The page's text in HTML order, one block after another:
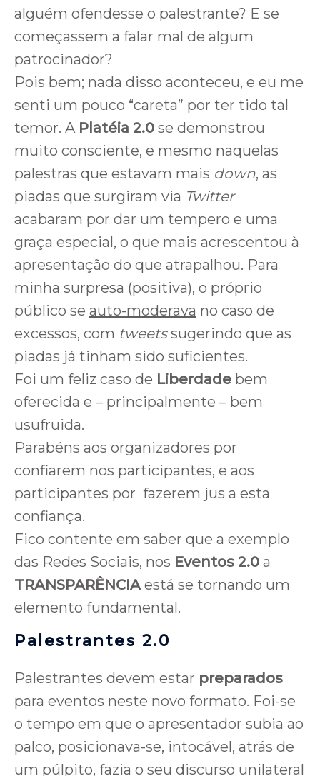
alguém ofendesse o palestrante? E se
começassem a falar mal de algum
patrocinador?
Pois bem; nada disso aconteceu, e eu me
senti um pouco “careta” por ter tido tal
temor. A Platéia 2.0 se demonstrou
muito consciente, e mesmo naquelas
palestras que estavam mais down, as
piadas que surgiram via Twitter
acabaram por dar um tempero e uma
graça especial, o que mais acrescentou à
apresentação do que atrapalhou. Para
minha surpresa (positiva), o próprio
público se auto-moderava no caso de
excessos, com tweetssugerindo que as
piadas já tinham sido suficientes.
Foi um feliz caso de Liberdade bem
oferecida e – principalmente – bem
usufruida.
Parabéns aos organizadores por
confiarem nos participantes, e aos
participantes por fazerem jus a esta
confiança.
Fico contente em saber que a exemplo
das Redes Sociais, nos Eventos 2.0 a
TRANSPARÊNCIA está se tornando um
elemento fundamental.
Palestrantes 2.0
Palestrantes devem estar preparados
para eventos neste novo formato. Foi-se
o tempo em que o apresentador subia ao
palco, posicionava-se, intocável, atrás de
um púlpito, fazia o seu discurso unilateral